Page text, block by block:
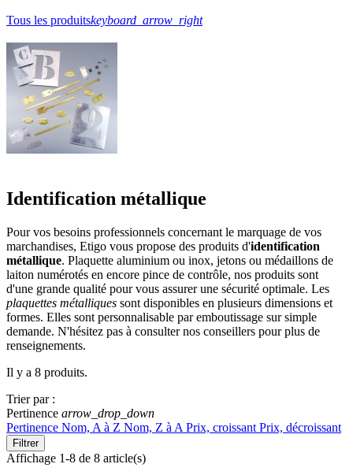
Tous les produitskeyboard_arrow_right
Identification métallique
Pour vos besoins professionnels concernant le marquage de vos
marchandises, Etigo vous propose des produits d'identification
métallique. Plaquette aluminium ou inox, jetons ou médaillons de
laiton numérotés en encore pince de contrôle, nos produits sont
d'une grande qualité pour vous assurer une sécurité optimale. Les
plaquettes métalliques sont disponibles en plusieurs dimensions et
formes. Elles sont personnalisable par emboutissage sur simple
demande. N'hésitez pas à consulter nos conseillers pour plus de
renseignements.
Il y a 8 produits.
Trier par :
Pertinence arrow_drop_down
Pertinence Nom, A à Z Nom, Z à A Prix, croissant Prix, décroissant
Filtrer
Affichage 1-8 de 8 article(s)